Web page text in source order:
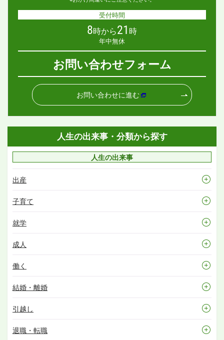
受付時間
8時から21 時
年中無休
お問い合わせフォーム
お問い合わせに進む
人生の出来事・分類から探す
人生の出来事
出産
子育て
就学
成人
働く
結婚・離婚
引越し
退職・転職